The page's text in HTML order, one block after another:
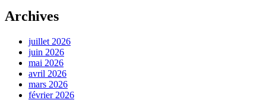
Archives
juillet 2026
juin 2026
mai 2026
avril 2026
mars 2026
février 2026